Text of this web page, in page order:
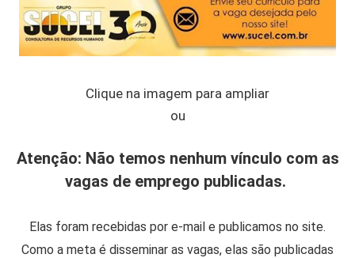
Clique na imagem para ampliar
ou
Atenção: Não temos nenhum vínculo com as
vagas de emprego publicadas.
Elas foram recebidas por e-mail e publicamos no site.
Como a meta é disseminar as vagas, elas são publicadas